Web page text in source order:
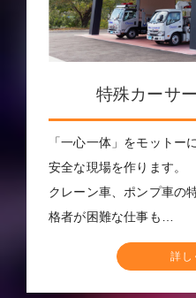
特殊カーサ
「一心一体」をモットー
安全な現場を作ります。
クレーン車、ポンプ車の
格者が困難な仕事も…
詳し